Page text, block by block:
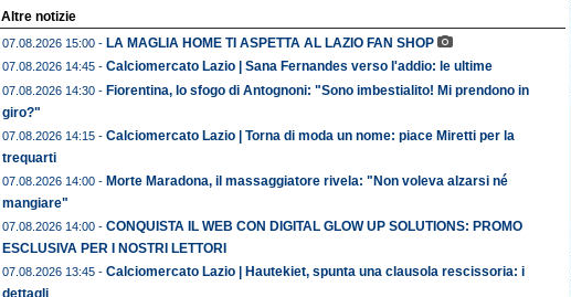
Altre notizie
07.08.2026 15:00 - LA MAGLIA HOME TI ASPETTA AL LAZIO FAN SHOP
07.08.2026 14:45 - Calciomercato Lazio | Sana Fernandes verso l'addio: le ultime
07.08.2026 14:30 - Fiorentina, lo sfogo di Antognoni: "Sono imbestialito! Mi prendono in
giro?"
07.08.2026 14:15 - Calciomercato Lazio | Torna di moda un nome: piace Miretti per la
trequarti
07.08.2026 14:00 - Morte Maradona, il massaggiatore rivela: "Non voleva alzarsi né
mangiare"
07.08.2026 14:00 - CONQUISTA IL WEB CON DIGITAL GLOW UP SOLUTIONS: PROMO
ESCLUSIVA PER I NOSTRI LETTORI
07.08.2026 13:45 - Calciomercato Lazio | Hautekiet, spunta una clausola rescissoria: i